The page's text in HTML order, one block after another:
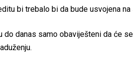
bi trebalo bi da bude usvojena
do danas samo obaviješteni da će